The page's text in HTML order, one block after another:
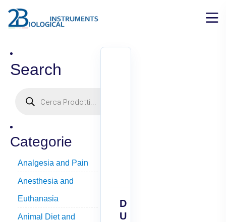
Search
Categorie
Analgesia and Pain
Anesthesia and
Euthanasia
Animal Diet and
D
U